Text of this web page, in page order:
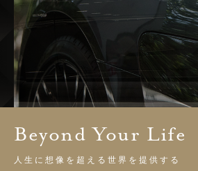
Beyond Your Life
人生に想像を超える世界を提供する